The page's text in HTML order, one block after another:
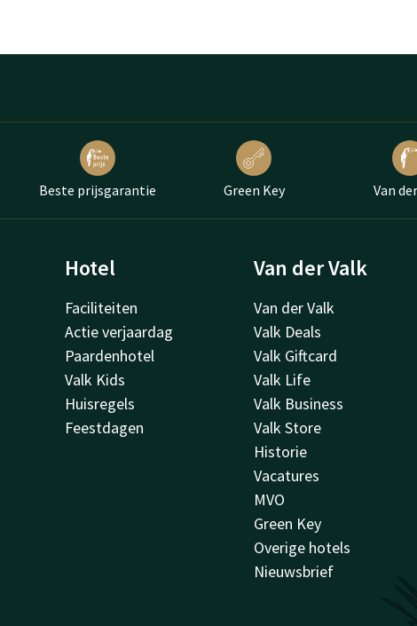
Beste prijsgarantie Green Key Van
Hotel
Faciliteiten
Actie verjaardag
Paardenhotel
Valk Kids
Huisregels
Feestdagen
Van der Valk
Van der Valk
Valk Deals
Valk Giftcard
Valk Life
Valk Business
Valk Store
Historie
Vacatures
MVO
Green Key
Overige hotels
Nieuwsbrief